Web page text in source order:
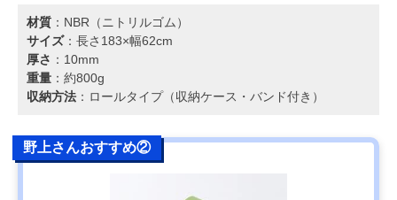
材質 ：NBR（ニトリルゴム）
サイズ：長さ183×幅62cm
厚さ ：10mm
重量 ：約800g
収納方法 ：ロールタイプ（収納ケース・バンド付き）
野上さんおすすめ②